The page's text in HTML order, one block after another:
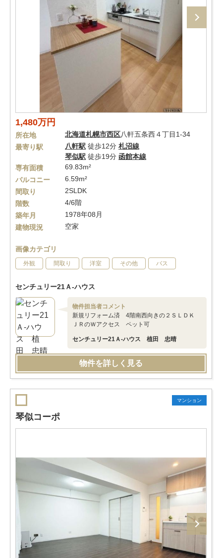
1,480万円
所在地 北海道札幌市西区八軒五条西４丁目1-34
最寄り駅
八軒駅 徒歩12分 札沼線
琴似駅 徒歩19分 函館本線
専有面積
69.83m²
バルコニー
6.59m²
間取り
2SLDK
階数
4/6階
築年月
1978年08月
建物現況
空家
画像カテゴリ
外観 間取り 洋室 その他 バス
センチュリー21Ａ-ハウス
物件担当者コメント
新規リフォーム済 4階南西向きの２ＳＬＤＫ
ＪＲのＷアクセス ペット可
センチュリー21Ａ-ハウス 植田 忠晴
物件を詳しく見る
マンション
琴似コーポ